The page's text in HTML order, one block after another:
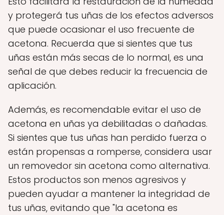
y protegerá tus uñas de los efectos adversos
que puede ocasionar el uso frecuente de
acetona. Recuerda que si sientes que tus
uñas están más secas de lo normal, es una
señal de que debes reducir la frecuencia de
aplicación.
Además, es recomendable evitar el uso de
acetona en uñas ya debilitadas o dañadas.
Si sientes que tus uñas han perdido fuerza o
están propensas a romperse, considera usar
un removedor sin acetona como alternativa.
Estos productos son menos agresivos y
pueden ayudar a mantener la integridad de
tus uñas, evitando que "la acetona es